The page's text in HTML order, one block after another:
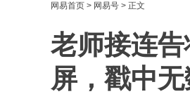
网易首页 > 网易号 > 正文
老师接连
屏，戳中